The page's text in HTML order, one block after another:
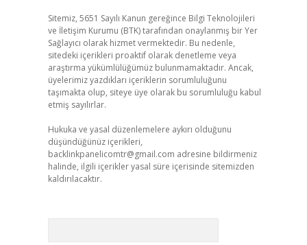
Sitemiz, 5651 Sayılı Kanun gereğince Bilgi Teknolojileri
ve İletişim Kurumu (BTK) tarafından onaylanmış bir Yer
Sağlayıcı olarak hizmet vermektedir. Bu nedenle,
sitedeki içerikleri proaktif olarak denetleme veya
araştırma yükümlülüğümüz bulunmamaktadır. Ancak,
üyelerimiz yazdıkları içeriklerin sorumluluğunu
taşımakta olup, siteye üye olarak bu sorumluluğu kabul
etmiş sayılırlar.
Hukuka ve yasal düzenlemelere aykırı olduğunu
düşündüğünüz içerikleri,
backlinkpanelicomtr@gmail.com adresine bildirmeniz
halinde, ilgili içerikler yasal süre içerisinde sitemizden
kaldırılacaktır.